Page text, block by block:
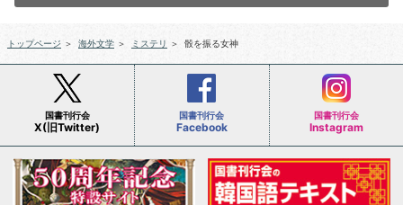
トップページ ＞ 海外文学 ＞ ミステリ ＞ 骰を振る女神
国書刊行会
X(旧Twitter)
国書刊行会
Facebook
国書刊行会
Instagram